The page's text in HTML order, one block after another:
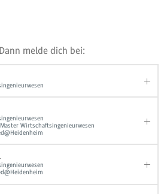
melde dich bei:
Wirtschaftsingenieurwesen